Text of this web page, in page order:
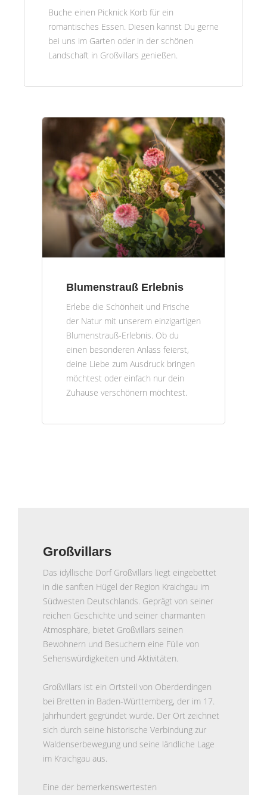
Buche einen Picknick Korb für ein
romantisches Essen. Diesen kannst Du gerne
bei uns im Garten oder in der schönen
Landschaft in Großvillars genießen.
Blumenstrauß Erlebnis
Erlebe die Schönheit und Frische
der Natur mit unserem einzigartigen
Blumenstrauß-Erlebnis. Ob du
einen besonderen Anlass feierst,
deine Liebe zum Ausdruck bringen
möchtest oder einfach nur dein
Zuhause verschönern möchtest.
Großvillars
Das idyllische Dorf Großvillars liegt eingebettet
in die sanften Hügel der Region Kraichgau im
Südwesten Deutschlands. Geprägt von seiner
reichen Geschichte und seiner charmanten
Atmosphäre, bietet Großvillars seinen
Bewohnern und Besuchern eine Fülle von
Sehenswürdigkeiten und Aktivitäten.
Großvillars ist ein Ortsteil von Oberderdingen
bei Bretten in Baden-Württemberg, der im 17.
Jahrhundert gegründet wurde. Der Ort zeichnet
sich durch seine historische Verbindung zur
Waldenserbewegung und seine ländliche Lage
im Kraichgau aus.
Eine der bemerkenswertesten